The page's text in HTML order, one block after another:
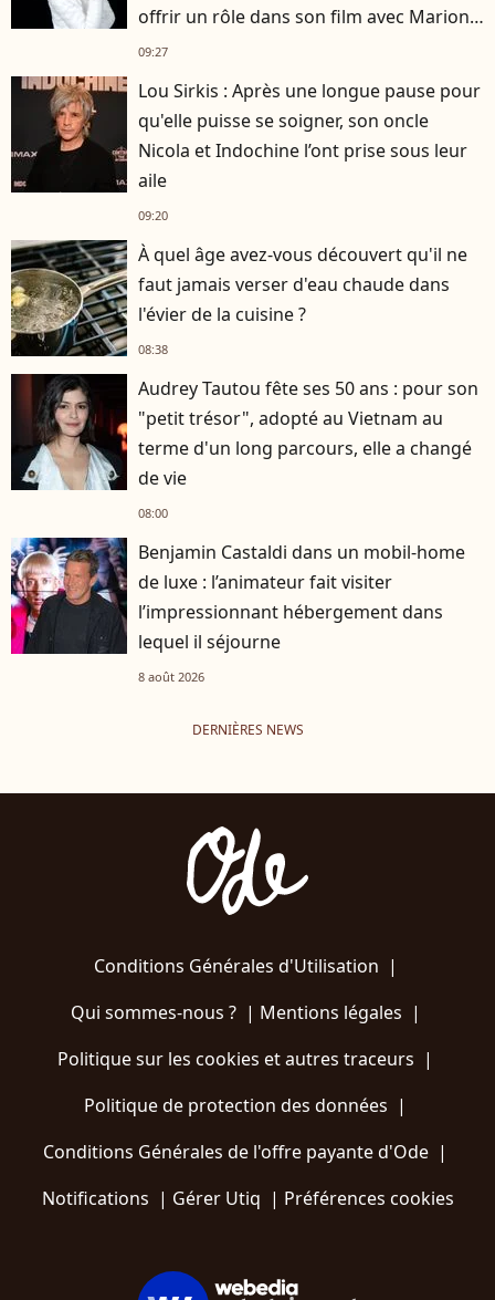
offrir un rôle dans son film avec Marion
Cotillard
09:27
Lou Sirkis : Après une longue pause pour
qu'elle puisse se soigner, son oncle
Nicola et Indochine l’ont prise sous leur
aile
09:20
À quel âge avez-vous découvert qu'il ne
faut jamais verser d'eau chaude dans
l'évier de la cuisine ?
08:38
Audrey Tautou fête ses 50 ans : pour son
"petit trésor", adopté au Vietnam au
terme d'un long parcours, elle a changé
de vie
08:00
Benjamin Castaldi dans un mobil-home
de luxe : l’animateur fait visiter
l’impressionnant hébergement dans
lequel il séjourne
8 août 2026
DERNIÈRES NEWS
Conditions Générales d'Utilisation |
Qui sommes-nous ?| Mentions légales |
Politique sur les cookies et autres traceurs |
Politique de protection des données |
Conditions Générales de l'offre payante d'Ode |
Notifications | Gérer Utiq | Préférences cookies